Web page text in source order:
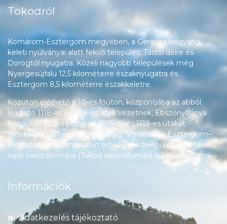
Tokodról
Komárom-Esztergom megyében, a Gerecse hegység
keleti nyúlványai alatt fekvő település, Táttól délre és
Dorogtól nyugatra. Közeli nagyobb települések még
Nyergesújfalu 12,5 kilométerre északnyugatra és
Esztergom 8,5 kilométerre északkeletre.
Közúton elérhető a 10-es főúton, központjába az abból
leágazó 1118-as és 1119-es utak vezetnek, Ebszőnybánya
településrészén pedig az 1106-os és 1119-es utakat
összekötő 1121-es út halad végig. Vonattal az Esztergom–
Almásfüzitő-vasútvonalon érhető el a település, amelynek
saját vasútállomása (Tokod vasútállomás) is van a vonalon.
Információk
Adatkezelés tájékoztató